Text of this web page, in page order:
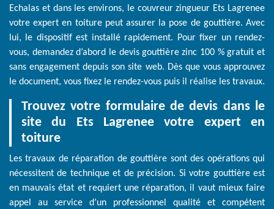
Echalas et dans les environs, le couvreur zingueur Ets Lagrenee
votre expert en toiture peut assurer la pose de gouttière. Avec
lui, le dispositif est installé rapidement. Pour fixer un rendez-
vous, demandez d’abord le devis gouttière zinc 100 % gratuit et
sans engagement depuis son site web. Dès que vous approuvez
le document, vous fixez le rendez-vous puis il réalise les travaux.
Trouvez votre formulaire de devis dans le
site du Ets Lagrenee votre expert en
toiture
Les travaux de réparation de gouttière sont des opérations qui
nécessitent de technique et de précision. Si votre gouttière est
en mauvais état et requiert une réparation, il vaut mieux faire
appel au service d’un professionnel qualité et compétent